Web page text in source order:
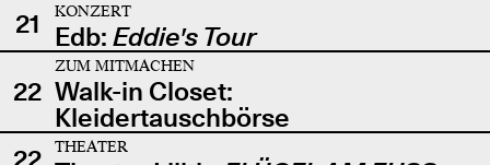
21
KONZERT
Edb: Eddie's Tour
22
ZUM MITMACHEN
Walk-in Closet:
Kleidertauschbörse
THEATER